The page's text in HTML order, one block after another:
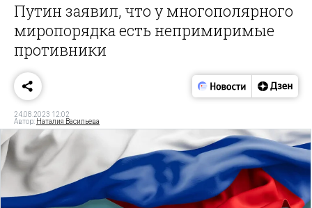
Путин заявил, что у многополярного
миропорядка есть непримиримые
противники
24.08.2023 12:02
Автор: Наталия Васильева